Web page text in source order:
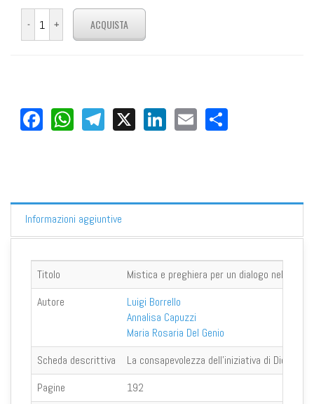
Facebook
WhatsApp
Telegram
X LinkedIn
Email
Informazioni aggiuntive
Titolo
Mistica e preghiera per un dialogo nel mondo
Autore
Luigi Borrello
Annalisa Capuzzi
Maria Rosaria Del Genio
Scheda descrittiva
La consapevolezza dell’iniziativa di Dio
Pagine
192